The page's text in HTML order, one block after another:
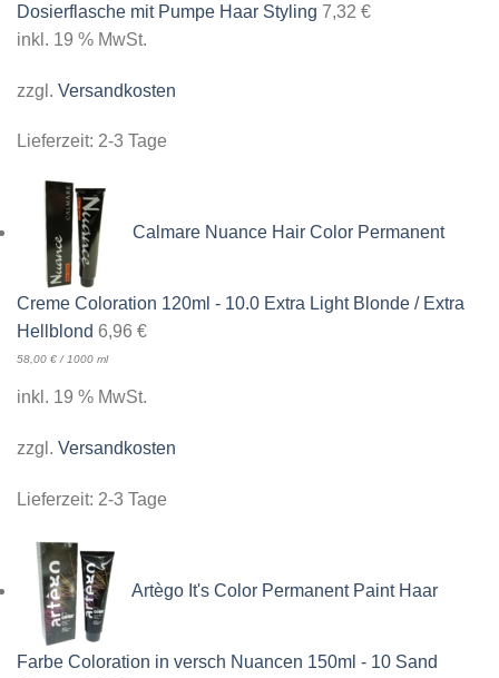
Dosierflasche mit Pumpe Haar Styling 7,32 €
inkl. 19 % MwSt.
zzgl. Versandkosten
Lieferzeit: 2-3 Tage
Calmare Nuance Hair Color Permanent
Creme Coloration 120ml - 10.0 Extra Light Blonde / Extra
Hellblond 6,96 €
58,00 €/1000 ml
inkl. 19 % MwSt.
zzgl. Versandkosten
Lieferzeit: 2-3 Tage
Artègo It's Color Permanent Paint Haar
Farbe Coloration in versch Nuancen 150ml - 10 Sand